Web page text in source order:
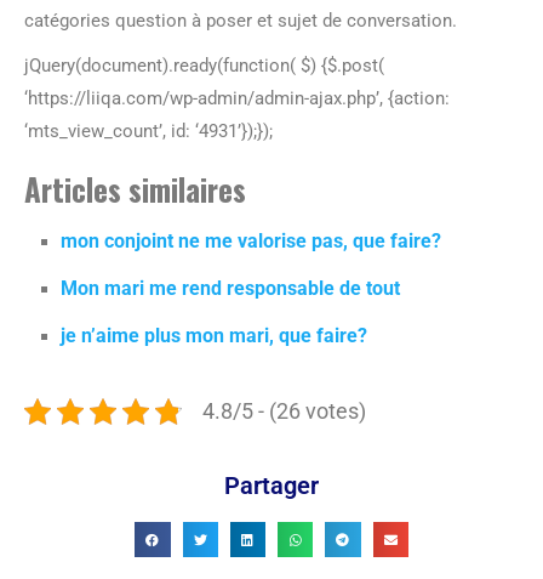
catégories question à poser et sujet de conversation.
jQuery(document).ready(function( $) {$.post(
‘https://liiqa.com/wp-admin/admin-ajax.php’, {action:
‘mts_view_count’, id: ‘4931’});});
Articles similaires
mon conjoint ne me valorise pas, que faire?
Mon mari me rend responsable de tout
je n’aime plus mon mari, que faire?
4.8/5 - (26 votes)
Partager